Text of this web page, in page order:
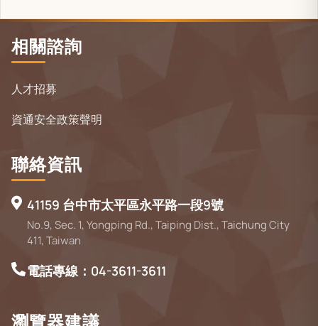
相關諮詢
人才招募
資通安全政策聲明
聯絡資訊
41159 台中市太平區永平路一段9號
No.9, Sec. 1, Yongping Rd., Taiping Dist., Taichung City
411, Taiwan
電話專線：04-3611-3611